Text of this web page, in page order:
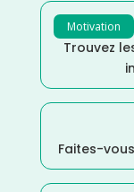
Motivation
Trouvez
Faites-